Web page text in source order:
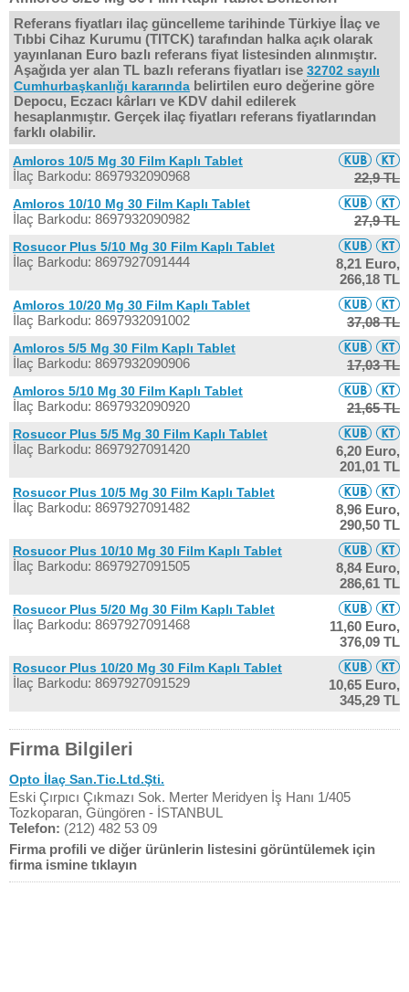
Referans fiyatları ilaç güncelleme tarihinde Türkiye İlaç ve
Tıbbi Cihaz Kurumu (TITCK) tarafından halka açık olarak
yayınlanan Euro bazlı referans fiyat listesinden alınmıştır.
Aşağıda yer alan TL bazlı referans fiyatları ise 32702 sayılı
Cumhurbaşkanlığı kararında belirtilen euro değerine göre
Depocu, Eczacı kârları ve KDV dahil edilerek
hesaplanmıştır. Gerçek ilaç fiyatları referans fiyatlarından
farklı olabilir.
Amloros 10/5 Mg 30 Film Kaplı Tablet
İlaç Barkodu: 8697932090968 22,9 TL
Amloros 10/10 Mg 30 Film Kaplı Tablet
İlaç Barkodu: 8697932090982 27,9 TL
Rosucor Plus 5/10 Mg 30 Film Kaplı Tablet
İlaç Barkodu: 8697927091444
8,21 Euro,
266,18 TL
Amloros 10/20 Mg 30 Film Kaplı Tablet
İlaç Barkodu: 8697932091002 37,08 TL
Amloros 5/5 Mg 30 Film Kaplı Tablet
İlaç Barkodu: 8697932090906 17,03 TL
Amloros 5/10 Mg 30 Film Kaplı Tablet
İlaç Barkodu: 8697932090920 21,65 TL
Rosucor Plus 5/5 Mg 30 Film Kaplı Tablet
İlaç Barkodu: 8697927091420
6,20 Euro,
201,01 TL
Rosucor Plus 10/5 Mg 30 Film Kaplı Tablet
İlaç Barkodu: 8697927091482
8,96 Euro,
290,50 TL
Rosucor Plus 10/10 Mg 30 Film Kaplı Tablet
İlaç Barkodu: 8697927091505
8,84 Euro,
286,61 TL
Rosucor Plus 5/20 Mg 30 Film Kaplı Tablet
İlaç Barkodu: 8697927091468
11,60 Euro,
376,09 TL
Rosucor Plus 10/20 Mg 30 Film Kaplı Tablet
İlaç Barkodu: 8697927091529
10,65 Euro,
345,29 TL
Firma Bilgileri
Opto İlaç San.Tic.Ltd.Şti.
Eski Çırpıcı Çıkmazı Sok. Merter Meridyen İş Hanı 1/405
Tozkoparan, Güngören - İSTANBUL
Telefon: (212) 482 53 09
Firma profili ve diğer ürünlerin listesini görüntülemek için
firma ismine tıklayın